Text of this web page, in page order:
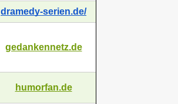
dramedy-serien.de/
gedankennetz.de
humorfan.de